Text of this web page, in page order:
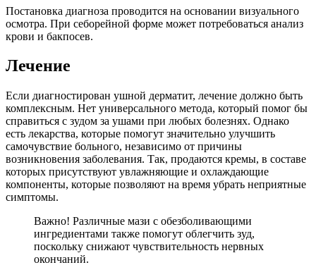
Постановка диагноза проводится на основании визуального
осмотра. При себорейной форме может потребоваться анализ
крови и бакпосев.
Лечение
Если диагностирован ушной дерматит, лечение должно быть
комплексным. Нет универсального метода, который помог бы
справиться с зудом за ушами при любых болезнях. Однако
есть лекарства, которые помогут значительно улучшить
самочувствие больного, независимо от причины
возникновения заболевания. Так, продаются кремы, в составе
которых присутствуют увлажняющие и охлаждающие
компоненты, которые позволяют на время убрать неприятные
симптомы.
Важно! Различные мази с обезболивающими
ингредиентами также помогут облегчить зуд,
поскольку снижают чувствительность нервных
окончаний.